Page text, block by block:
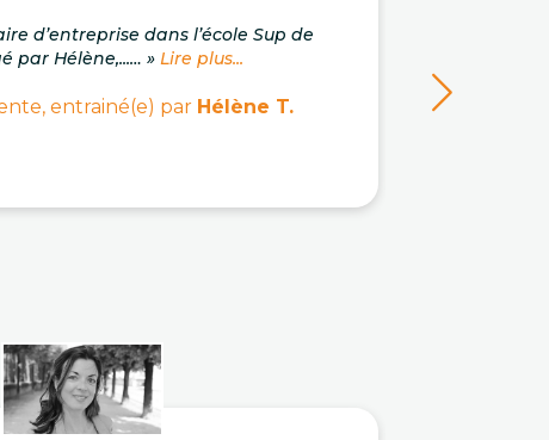
d’entreprise dans l’école Sup de
par Hélène,...… » Lire plus...
entrainé(e) par Hélène T.